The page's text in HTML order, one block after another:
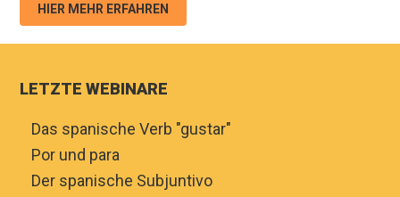
HIER MEHR ERFAHREN
LETZTE WEBINARE
Das spanische Verb "gustar"
Por und para
Der spanische Subjuntivo